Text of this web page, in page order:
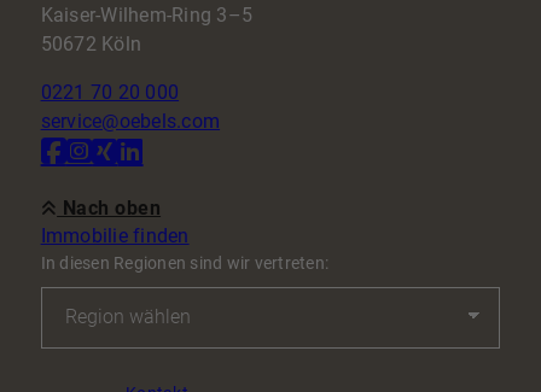
Kaiser-Wilhem-Ring 3–5
50672 Köln
0221 70 20 000
service@oebels.com
In diesen Regionen sind wir vertreten:
Nach oben
Immobilie finden